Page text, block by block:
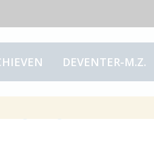
DEVENTER-M.Z.
vonnis